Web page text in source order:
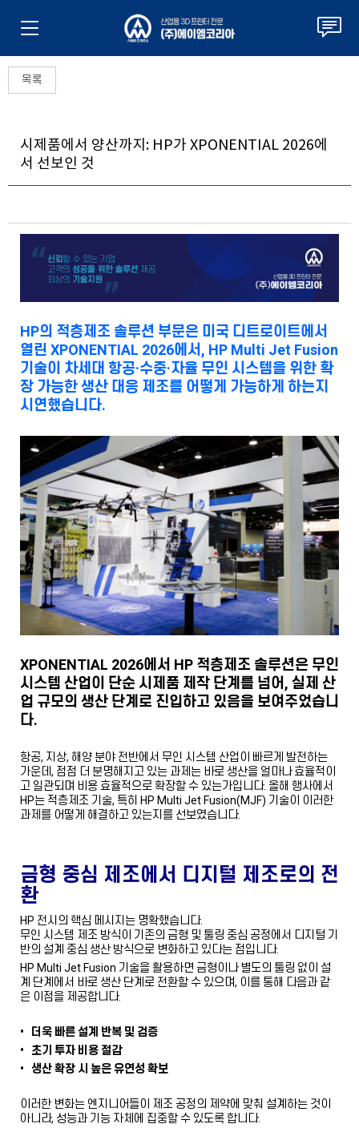
목록
시제품에서 양산까지: HP가 XPONENTIAL 2026에
서 선보인 것
HP의 적층제조 솔루션 부문은 미국 디트로이트에서
열린 XPONENTIAL 2026에서, HP Multi Jet Fusion
기술이 차세대 항공·수중·자율 무인 시스템을 위한 확
장 가능한 생산 대응 제조를 어떻게 가능하게 하는지
시연했습니다.
XPONENTIAL 2026에서 HP 적층제조 솔루션은 무인
시스템 산업이 단순 시제품 제작 단계를 넘어, 실제 산
업 규모의 생산 단계로 진입하고 있음을 보여주었습니
다.
항공, 지상, 해양 분야 전반에서 무인 시스템 산업이 빠르게 발전하는
가운데, 점점 더 분명해지고 있는 과제는 바로 생산을 얼마나 효율적이
고 일관되며 비용 효율적으로 확장할 수 있는가입니다. 올해 행사에서
HP는 적층제조 기술, 특히 HP Multi Jet Fusion(MJF) 기술이 이러한
과제를 어떻게 해결하고 있는지를 선보였습니다.
금형 중심 제조에서 디지털 제조로의 전
환
HP 전시의 핵심 메시지는 명확했습니다.
무인 시스템 제조 방식이 기존의 금형 및 툴링 중심 공정에서 디지털 기
반의 설계 중심 생산 방식으로 변화하고 있다는 점입니다.
HP Multi Jet Fusion 기술을 활용하면 금형이나 별도의 툴링 없이 설
계 단계에서 바로 생산 단계로 전환할 수 있으며, 이를 통해 다음과 같
은 이점을 제공합니다.
• 더욱 빠른 설계 반복 및 검증
​​• 초기 투자 비용 절감
• 생산 확장 시 높은 유연성 확보
이러한 변화는 엔지니어들이 제조 공정의 제약에 맞춰 설계하는 것이
아니라, 성능과 기능 자체에 집중할 수 있도록 합니다.